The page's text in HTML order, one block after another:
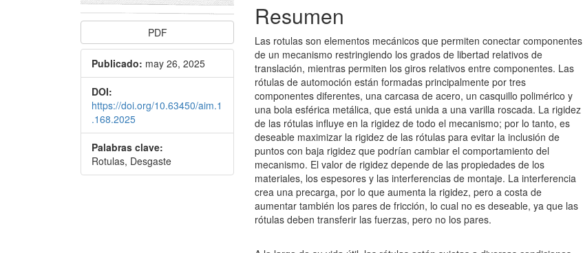
PDF
Publicado: may 26, 2025
DOI:
https://doi.org/10.63450/aim.1
.168.2025
Palabras clave:
Rotulas, Desgaste
Resumen
Las rotulas son elementos mecánicos que permiten conectar componentes
de un mecanismo restringiendo los grados de libertad relativos de
translación, mientras permiten los giros relativos entre componentes. Las
rótulas de automoción están formadas principalmente por tres
componentes diferentes, una carcasa de acero, un casquillo polimérico y
una bola esférica metálica, que está unida a una varilla roscada. La rigidez
de las rótulas influye en la rigidez de todo el mecanismo; por lo tanto, es
deseable maximizar la rigidez de las rótulas para evitar la inclusión de
puntos con baja rigidez que podrían cambiar el comportamiento del
mecanismo. El valor de rigidez depende de las propiedades de los
materiales, los espesores y las interferencias de montaje. La interferencia
crea una precarga, por lo que aumenta la rigidez, pero a costa de
aumentar también los pares de fricción, lo cual no es deseable, ya que las
rótulas deben transferir las fuerzas, pero no los pares.